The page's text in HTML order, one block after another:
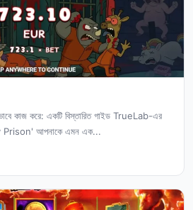
কাজ করে: একটি বিস্তারিত গাইড TrueLab-এর
Prison' আপনাকে এমন এক...